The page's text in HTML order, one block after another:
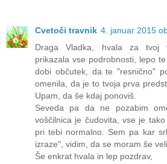
Cvetoči travnik 4. januar 2015
Draga Vladka, hvala za tvoj
prikazala vse podrobnosti, lepo
dobi občutek, da te "resnično"
omenila, da je to tvoja prva
Upam, da še kdaj ponoviš.
Seveda pa da ne pozabim
voščilnica je čudovita, vse je
pri tebi normalno. Sem pa kar
izraze", vidim, da se moram še
Še enkrat hvala in lep pozdrav,